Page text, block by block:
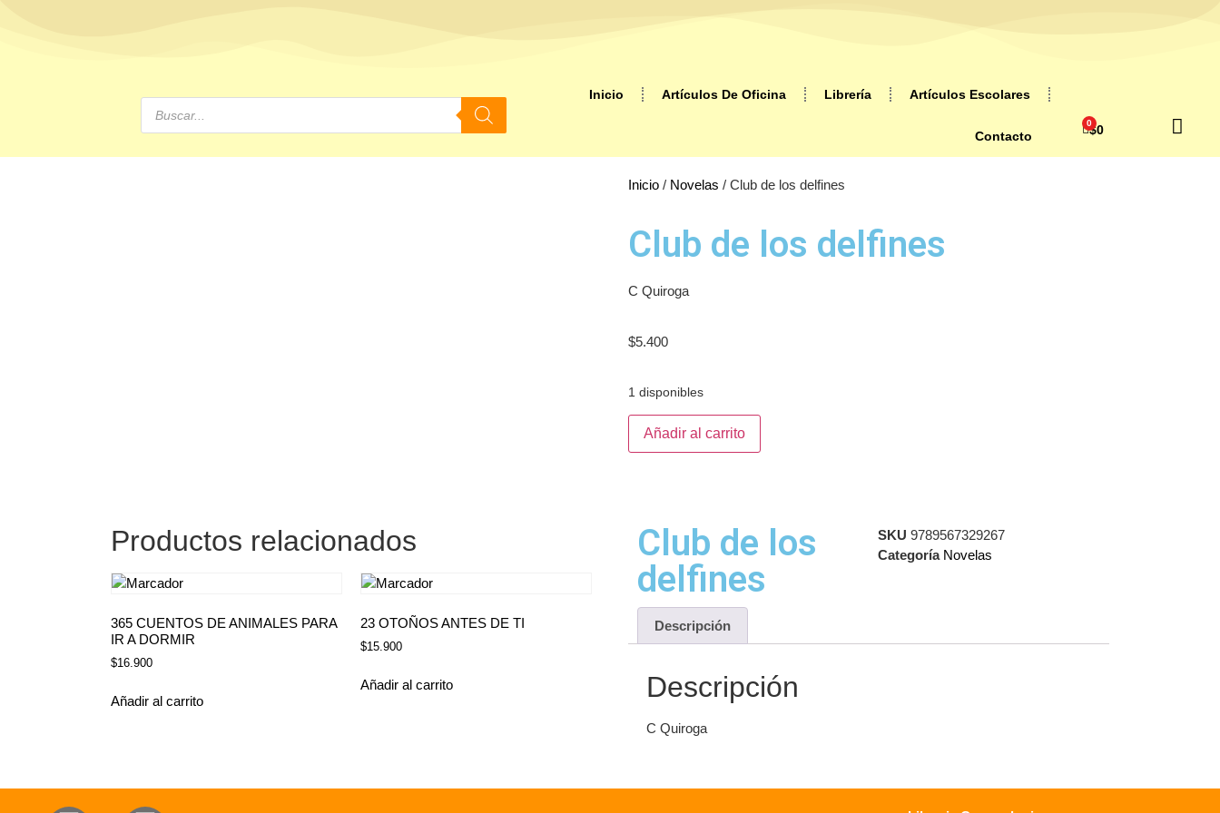
Inicio Artículos De Oficina Librería Artículos Escolares
Contacto $0
0
Inicio / Novelas / Club de los delfines
Club de los delfines
C Quiroga
$5.400
1 disponibles
Añadir al carrito
Productos relacionados
365 CUENTOS DE ANIMALES PARA
IR A DORMIR
$16.900
Añadir al carrito
23 OTOÑOS ANTES DE TI
$15.900
Añadir al carrito
Club de los
delfines
SKU 9789567329267
Categoría Novelas
Descripción
Descripción
C Quiroga